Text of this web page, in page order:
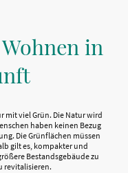
in
mit viel Grün. Die Natur wird
haben keinen Bezug
Die Grünflächen müssen
gilt es, kompakter und
Bestandsgebäude zu
revitalisieren.